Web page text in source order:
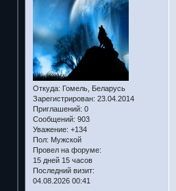
Откуда: Гомель, Беларусь
Зарегистрирован: 23.04.2014
Приглашений: 0
Сообщений: 903
Уважение: +134
Пол: Мужской
Провел на форуме:
15 дней 15 часов
Последний визит:
04.08.2026 00:41